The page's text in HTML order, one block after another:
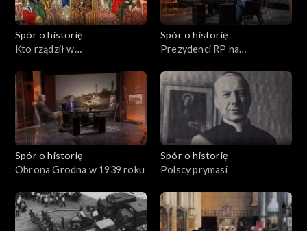
Spór o historię
Kto rządził w
Spór o historię
Prezydenci RP na
Spór o historię
Obrona Grodna w 1939 roku
Spór o historię
Polscy prymasi